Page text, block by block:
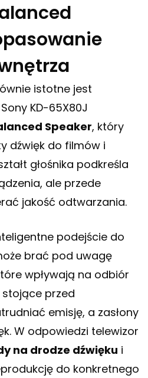
istotne jest
KD-65X80J
Speaker, który
dźwięk do filmów i
głośnika podkreśla
ale przede
jakość odtwarzania.
podejście do
brać pod uwagę
wpływają na odbiór
przed
emisję, a zasłony
W odpowiedzi telewizor
na drodze dźwięku i
do konkretnego